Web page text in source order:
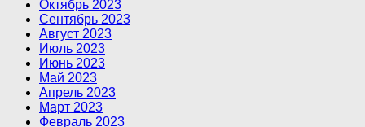
Октябрь 2023
Сентябрь 2023
Август 2023
Июль 2023
Июнь 2023
Май 2023
Апрель 2023
Март 2023
Февраль 2023